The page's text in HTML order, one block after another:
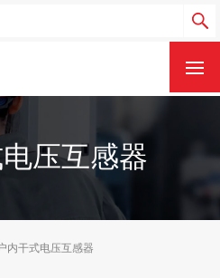
压互感器
内干式电压互感器